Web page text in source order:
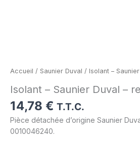
Accueil / Saunier Duval / Isolant –
Isolant – Saunier Duval –
14,78 € T.T.C.
Pièce détachée d’origine Saunier
0010046240.